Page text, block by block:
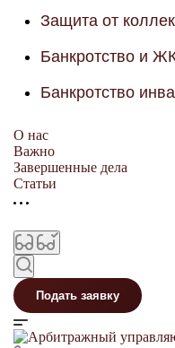
Защита от
Банкротство и
Банкротство
О нас
Важно
Завершенные дела
Статьи
Подать заявку